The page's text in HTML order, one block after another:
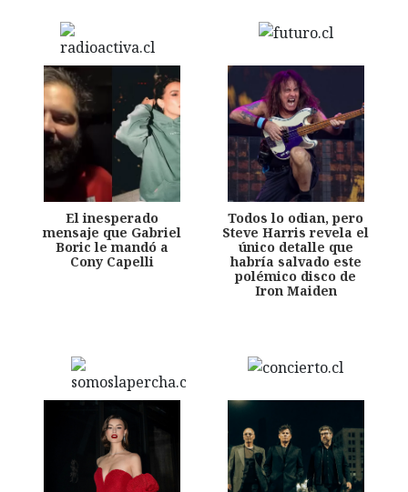
El inesperado
mensaje que Gabriel
Boric le mandó a
Cony Capelli
Todos lo odian, pero
Steve Harris revela el
único detalle que
habría salvado este
polémico disco de
Iron Maiden